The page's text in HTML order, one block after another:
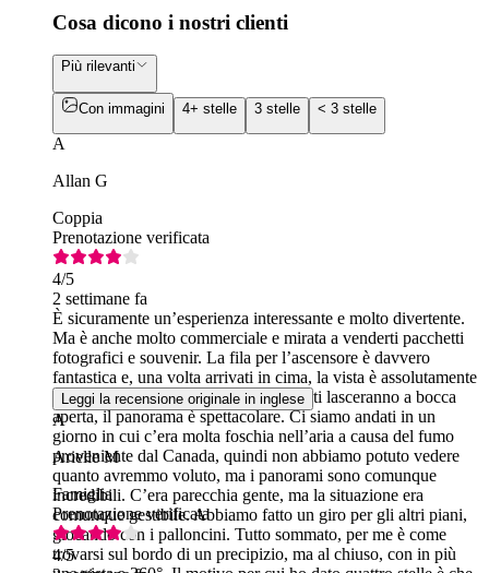
Cosa dicono i nostri clienti
Più rilevanti
Con immagini 4+ stelle 3 stelle < 3 stelle
A
Allan G
Coppia
Prenotazione verificata
4/5
2 settimane fa
È sicuramente un’esperienza interessante e molto divertente.
Ma è anche molto commerciale e mirata a venderti pacchetti
fotografici e souvenir. La fila per l’ascensore è davvero
fantastica e, una volta arrivati in cima, la vista è assolutamente
incredibile. Il pavimento e gli specchi ti lasceranno a bocca
aperta, il panorama è spettacolare. Ci siamo andati in un
giorno in cui c’era molta foschia nell’aria a causa del fumo
proveniente dal Canada, quindi non abbiamo potuto vedere
quanto avremmo voluto, ma i panorami sono comunque
incredibili. C’era parecchia gente, ma la situazione era
comunque gestibile. Abbiamo fatto un giro per gli altri piani,
giocando con i palloncini. Tutto sommato, per me è come
trovarsi sul bordo di un precipizio, ma al chiuso, con in più
Leggi la recensione originale in inglese
A
Arielle M
Famiglia
Prenotazione verificata
4/5